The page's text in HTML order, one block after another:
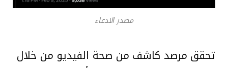
مصدر الادعاء
تحقق مرصد كاشف من صحة الفيديو من خلال